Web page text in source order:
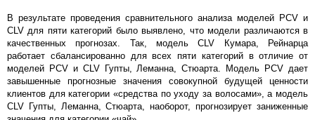
В результате проведения сравнительного анализа моделей PCV и
CLV для пяти категорий было выявлено, что модели различаются в
качественных прогнозах. Так, модель CLV Кумара, Рейнарца
работает сбалансированно для всех пяти категорий в отличие от
моделей PCV и CLV Гупты, Леманна, Стюарта. Модель PCV дает
завышенные прогнозные значения совокупной будущей ценности
клиентов для категории «средства по уходу за волосами», а модель
CLV Гупты, Леманна, Стюарта, наоборот, прогнозирует заниженные